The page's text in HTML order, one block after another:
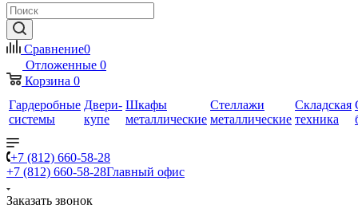
Сравнение0
Отложенные 0
Корзина 0
Гардеробные
системы
Двери-
купе
Шкафы
металлические
Стеллажи
металлические
Складская
техника
+7 (812) 660-58-28
+7 (812) 660-58-28Главный офис
Заказать звонок